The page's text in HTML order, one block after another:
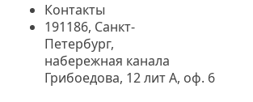
Контакты
191186, Санкт-
Петербург,
набережная канала
Грибоедова, 12 лит А, оф. 6